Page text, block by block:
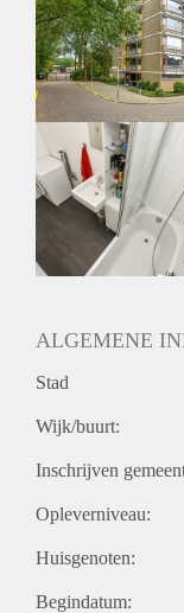
Inkomen eis
3,2 X Maandhuur
Huurtermijn
Onbepaalde termijn
Oplevering
Kaal
ALGEMENE
Stad
Wijk/buurt:
Inschrijven
Opleverniveau:
Huisgenoten:
Begindatum: